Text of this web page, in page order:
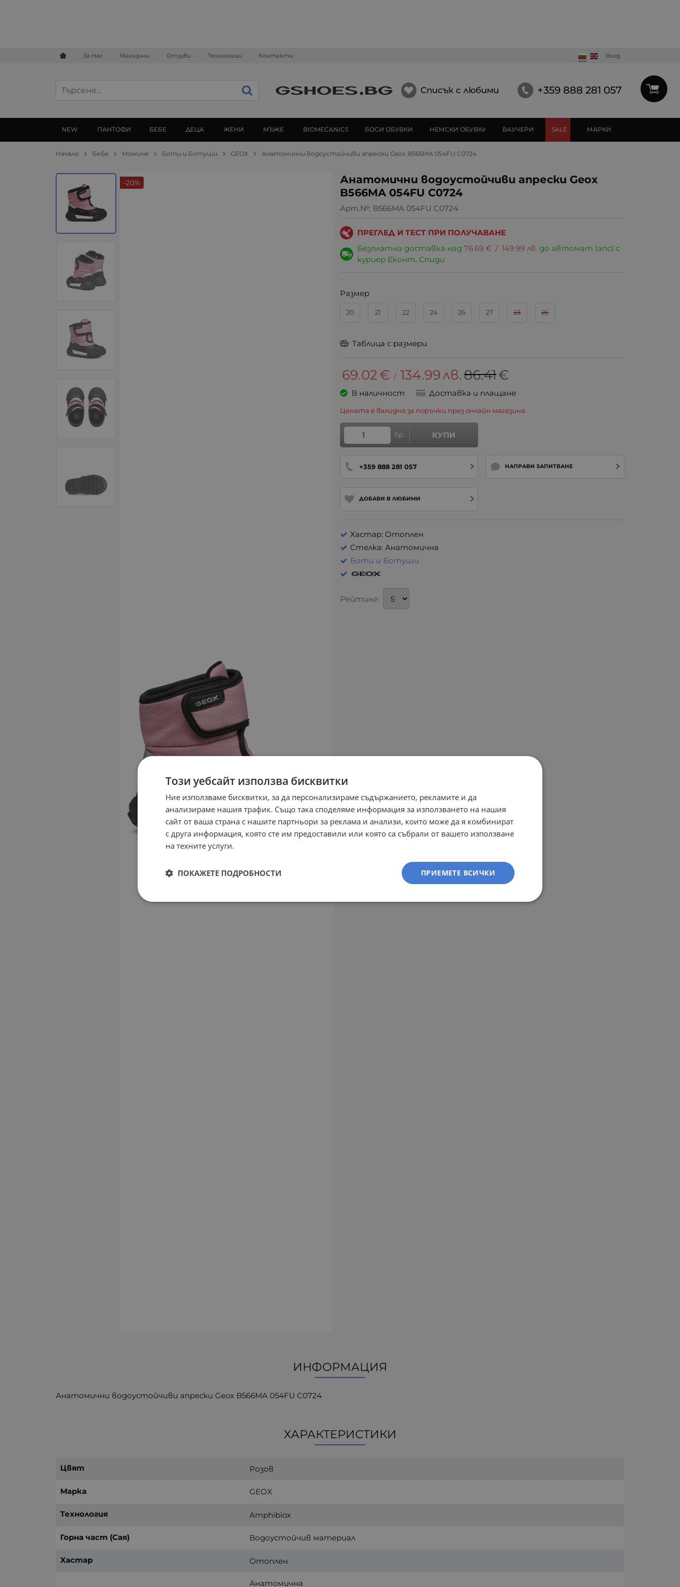
За Нас Магазини Отзиви Технологии Контакти Вход
Списък с любими +359 888 281 057
SALE
NEW ПАНТОФИ БЕБЕ ДЕЦА ЖЕНИ МЪЖЕ BIOMECANICS БОСИ ОБУВКИ НЕМСКИ ОБУВКИ ВАУЧЕРИ МАРКИ
Начало Бебе Момиче Боти и Ботуши GEOX Анатомични водоустойчиви апрески Geox B566MA 054FU C0724
Анатомични водоустойчиви апрески Geox
B566MA 054FU C0724
Арт.№: B566MA 054FU C0724
-20%
ПРЕГЛЕД И ТЕСТ ПРИ ПОЛУЧАВАНЕ
Безплатна доставка над 76.69 € / 149.99 лв. до автомат (апс) с
куриер Еконт, Спиди
Размер
20 21 22 24 26 27 23 25
Таблица с размери
86.41€
69.02€ / 134.99лв.
В наличност Доставка и плащане
Цената е валидна за поръчки през онлайн магазина
бр. КУПИ
+359 888 281 057 НАПРАВИ ЗАПИТВАНЕ
ДОБАВИ В ЛЮБИМИ
Хастар: Отоплен
Стелка: Анатомична
Боти и Ботуши
Рейтинг:
ИНФОРМАЦИЯ
Анатомични водоустойчиви апрески Geox B566MA 054FU C0724
ХАРАКТЕРИСТИКИ
Цвят Розов
Марка GEOX
Технология Amphibiox
Горна част (Сая) Водоустойчив материал
Хастар Отоплен
Анатомична
Този уебсайт използва бисквитки
Ние използваме бисквитки, за да персонализираме съдържанието, рекламите и да
анализираме нашия трафик. Също така споделяме информация за използването на нашия
сайт от ваша страна с нашите партньори за реклама и анализи, които може да я комбинират
с друга информация, която сте им предоставили или която са събрали от вашето използване
на техните услуги.
ПРИЕМЕТЕ ВСИЧКИ
ПОКАЖЕТЕ ПОДРОБНОСТИ